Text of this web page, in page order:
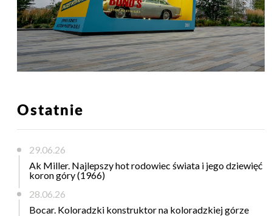
Ostatnie
29.06.26
Ak Miller. Najlepszy hot rodowiec świata i jego dziewięć
koron góry (1966)
28.06.26
Bocar. Koloradzki konstruktor na koloradzkiej górze